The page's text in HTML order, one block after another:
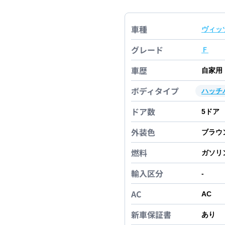
車種 ヴィッ
グレード Ｆ
車歴 自家用
ボディタイプ ハッチ
ドア数 5 ドア
外装色 ブラウ
燃料 ガソリ
輸入区分 -
AC AC
新車保証書 あり